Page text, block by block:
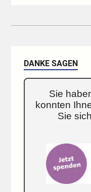
DANKE SAGEN
Sie
konnten
Sie